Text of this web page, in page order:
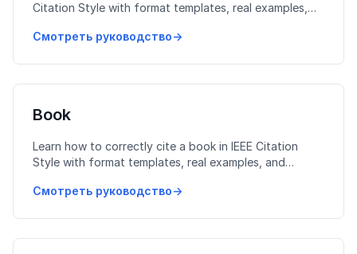
Citation Style with format templates, real examples,
Смотреть руководство→
Book
Learn how to correctly cite a book in IEEE Citation
Style with format templates, real examples, and
Смотреть руководство→